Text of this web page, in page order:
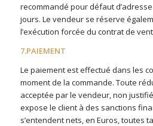
recommandé pour défaut
jours. Le vendeur se réserve
l’exécution forcée du contrat de
7.PAIEMENT
Le paiement est effectué dans les
moment de la commande. Toute
acceptée par le vendeur, non
expose le client à des sanctions
s’entendent nets, en Euros, toutes